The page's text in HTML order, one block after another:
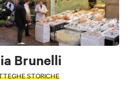
Brunelli
STORICHE